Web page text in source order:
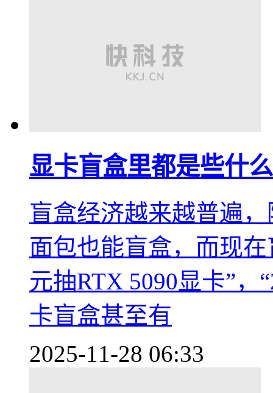
显卡盲盒里都是些什
盲盒经济越来越普遍
面包也能盲盒，而现
元抽RTX 5090显卡”，
卡盲盒甚至有
2025-11-28 06:33